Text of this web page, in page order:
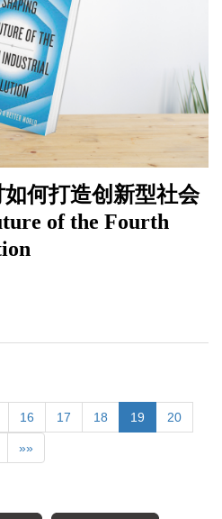
何打造创新型社会
of the Fourth
16 17 18 19 20
»»